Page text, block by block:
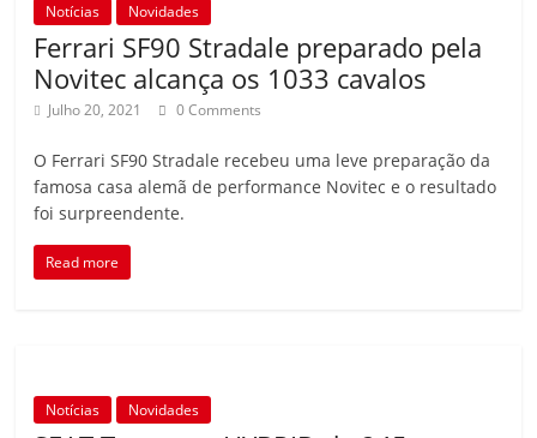
Notícias Novidades
Ferrari SF90 Stradale preparado pela
Novitec alcança os 1033 cavalos
Julho 20, 2021 0 Comments
O Ferrari SF90 Stradale recebeu uma leve preparação da
famosa casa alemã de performance Novitec e o resultado
foi surpreendente.
Read more
Notícias Novidades